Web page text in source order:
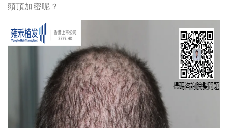
頭頂加密呢？